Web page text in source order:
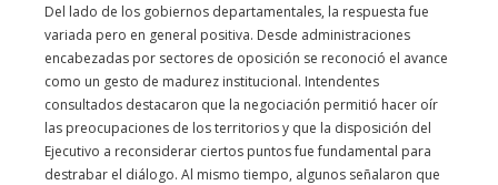
Del lado de los gobiernos departamentales, la respuesta fue
variada pero en general positiva. Desde administraciones
encabezadas por sectores de oposición se reconoció el avance
como un gesto de madurez institucional. Intendentes
consultados destacaron que la negociación permitió hacer oír
las preocupaciones de los territorios y que la disposición del
Ejecutivo a reconsiderar ciertos puntos fue fundamental para
destrabar el diálogo. Al mismo tiempo, algunos señalaron que